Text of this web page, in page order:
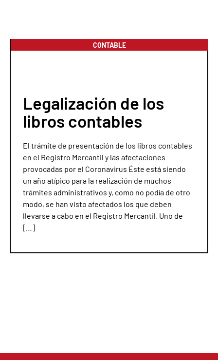
CONTABLE
Legalización de los
libros contables
El trámite de presentación de los libros contables
en el Registro Mercantil y las afectaciones
provocadas por el Coronavirus Éste está siendo
un año atípico para la realización de muchos
trámites administrativos y, como no podía de otro
modo, se han visto afectados los que deben
llevarse a cabo en el Registro Mercantil. Uno de
[…]